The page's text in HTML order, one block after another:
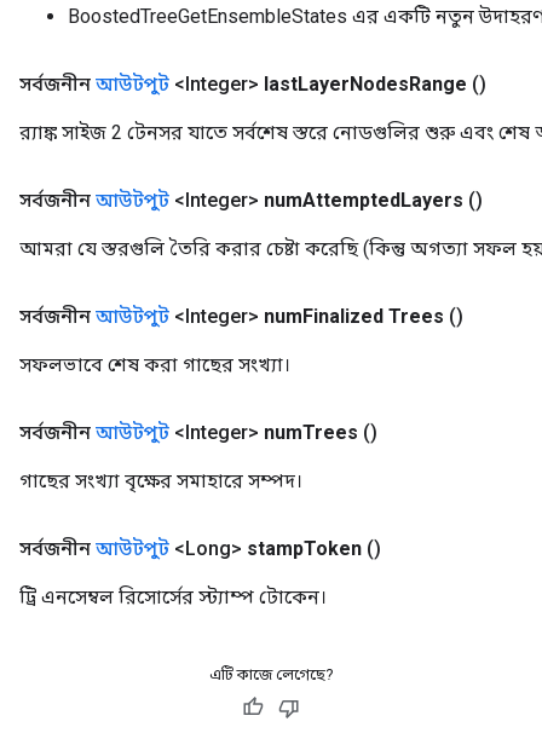
BoostedTreeGetEnsembleStates এর একটি নতুন
সর্বজনীন আউটপুট <Integer> lastLayerNodesRange ()
র‍্যাঙ্ক সাইজ 2 টেনসর যাতে সর্বশেষ স্তরে নোডগুলির শুরু এবং শেষ
সর্বজনীন আউটপুট <Integer> numAttemptedLayers ()
আমরা যে স্তরগুলি তৈরি করার চেষ্টা করেছি (কিন্তু অগত্যা সফল
সর্বজনীন আউটপুট <Integer> numFinalized Trees ()
সফলভাবে শেষ করা গাছের সংখ্যা।
সর্বজনীন আউটপুট <Integer> numTrees ()
গাছের সংখ্যা বৃক্ষের সমাহারে সম্পদ।
সর্বজনীন আউটপুট <Long> stampToken ()
ট্রি এনসেম্বল রিসোর্সের স্ট্যাম্প টোকেন।
এটি কাজে লেগেছে?